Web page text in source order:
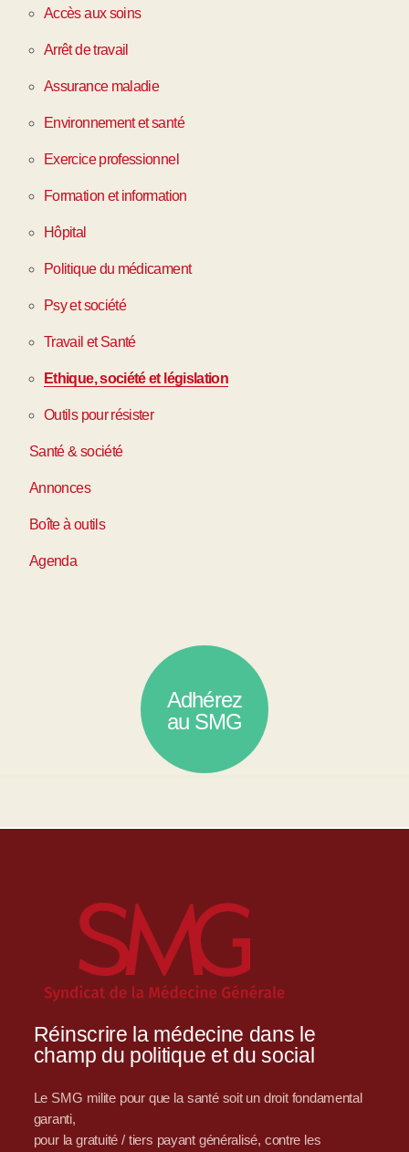
Accès aux soins
Arrêt de travail
Assurance maladie
Environnement et santé
Exercice professionnel
Formation et information
Hôpital
Politique du médicament
Psy et société
Travail et Santé
Ethique, société et législation
Outils pour résister
Santé & société
Annonces
Boîte à outils
Agenda
Adhérez
au SMG
Réinscrire la médecine dans le
champ du politique et du social
Le SMG milite pour que la santé soit un droit fondamental
garanti,
pour la gratuité / tiers payant généralisé, contre les